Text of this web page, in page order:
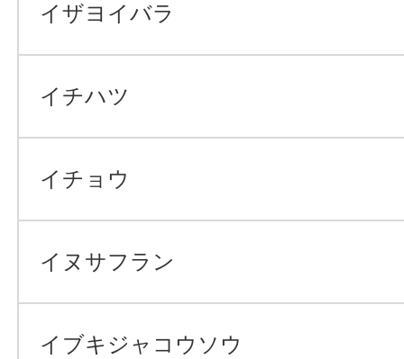
イザヨイバラ
イチハツ
イチョウ
イヌサフラン
イブキジャコウソウ